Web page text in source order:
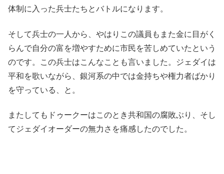
体制に入った兵士たちとバトルになります。
そして兵士の一人から、やはりこの議員もまた金に目がく
らんで自分の富を増やすために市民を苦しめていたという
のです。この兵士はこんなことも言いました。ジェダイは
平和を歌いながら、銀河系の中では金持ちや権力者ばかり
を守っている、と。
またしてもドゥークーはこのとき共和国の腐敗ぶり、そし
てジェダイオーダーの無力さを痛感したのでした。